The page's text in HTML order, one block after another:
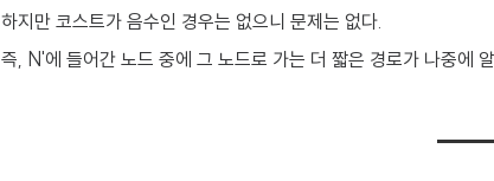
하지만 코스트가 음수인 경우는 없으니 문제는 없다.
즉, N'에 들어간 노드 중에 그 노드로 가는 더 짧은 경로가 나중에